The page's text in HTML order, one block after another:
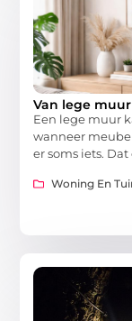
Van lege
Een lege muur
wanneer
er soms iets.
Woning En